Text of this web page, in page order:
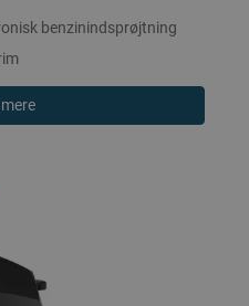
benzinindsprøjtning